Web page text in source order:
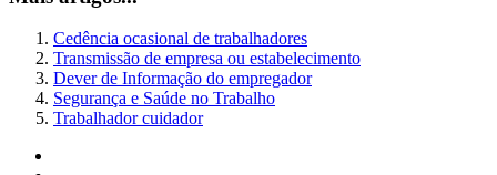
Cedência ocasional de trabalhadores
Transmissão de empresa ou estabelecimento
Dever de Informação do empregador
Segurança e Saúde no Trabalho
Trabalhador cuidador